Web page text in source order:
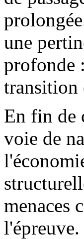
une
profonde
transition
En fin de
voie de
menaces
l'épreuve.